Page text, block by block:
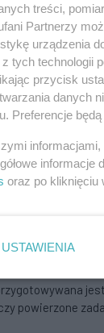
REKLAMA
powierzone
treści,
Partnerzy
urządzenia
tych technologii
przycisk
danych
Preferencje
oraz po kliknięciu
USTAWIENIA